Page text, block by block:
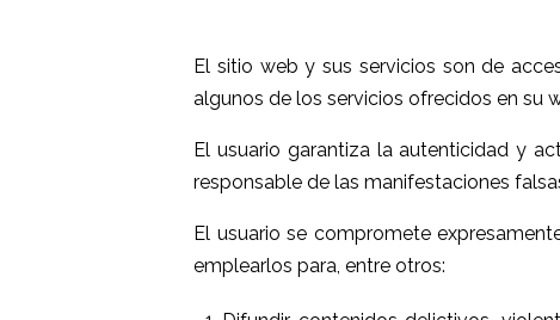
El sitio web y sus servicios son de
algunos de los servicios ofrecidos en su
El usuario garantiza la autenticidad y
responsable de las manifestaciones
El usuario se compromete
emplearlos para, entre otros: